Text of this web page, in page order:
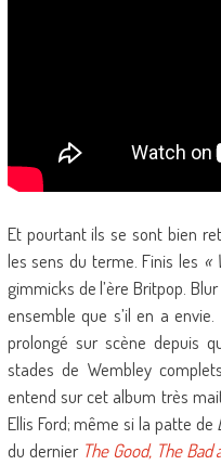
Et pourtant ils se sont bien
les sens du terme. Finis les «
gimmicks de l’ère Britpop.
ensemble que s’il en a
prolongé sur scène depuis
stades de Wembley
entend sur cet album très
Ellis Ford; même si la patte de
du dernier The Good, The Bad